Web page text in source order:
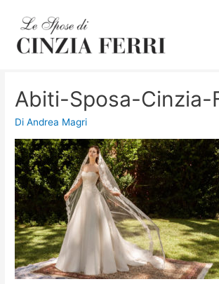
Abiti-Sposa-Cinzia-
DiAndrea Magri